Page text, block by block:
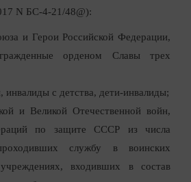
N БС-4-21/48@):
и Герои Российской Федерации,
орденом Славы трех
с детства, дети-инвалиды;
и Великой Отечественной войн,
по защите СССР из числа
службу в воинских
входивших в состав